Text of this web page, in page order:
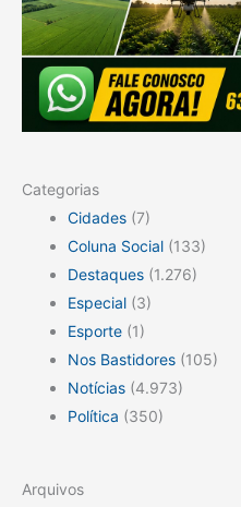
Categorias
Cidades (7)
Coluna Social (133)
Destaques (1.276)
Especial (3)
Esporte (1)
Nos Bastidores (105)
Notícias (4.973)
Política (350)
Arquivos